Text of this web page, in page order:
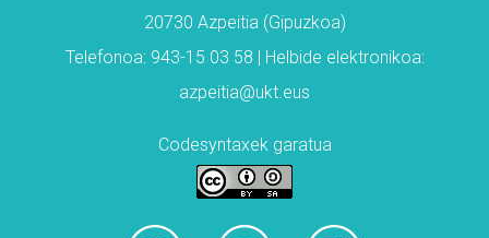
20730 Azpeitia (Gipuzkoa)
Telefonoa: 943-15 03 58 | Helbide elektronikoa:
azpeitia@ukt.eus
Codesyntaxek garatua